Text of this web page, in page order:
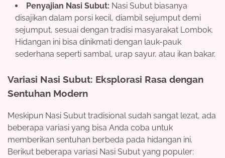
Penyajian Nasi Subut: Nasi Subut biasanya
disajikan dalam porsi kecil, diambil sejumput demi
sejumput, sesuai dengan tradisi masyarakat Lombok.
Hidangan ini bisa dinikmati dengan lauk-pauk
sederhana seperti sambal, urap sayur, atau ikan bakar.
Variasi Nasi Subut: Eksplorasi Rasa dengan
Sentuhan Modern
Meskipun Nasi Subut tradisional sudah sangat lezat, ada
beberapa variasi yang bisa Anda coba untuk
memberikan sentuhan berbeda pada hidangan ini.
Berikut beberapa variasi Nasi Subut yang populer: